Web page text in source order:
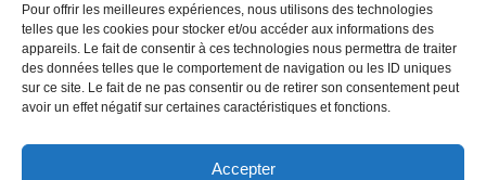
Pour offrir les meilleures expériences, nous utilisons des technologies
telles que les cookies pour stocker et/ou accéder aux informations des
appareils. Le fait de consentir à ces technologies nous permettra de traiter
des données telles que le comportement de navigation ou les ID uniques
sur ce site. Le fait de ne pas consentir ou de retirer son consentement peut
avoir un effet négatif sur certaines caractéristiques et fonctions.
Accepter